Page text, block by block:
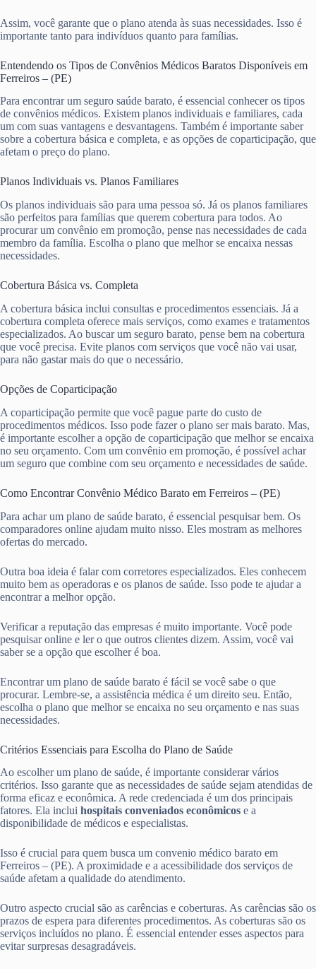
Assim, você garante que o plano atenda às suas necessidades. Isso é
importante tanto para indivíduos quanto para famílias.
Entendendo os Tipos de Convênios Médicos Baratos Disponíveis em
Ferreiros – (PE)
Para encontrar um seguro saúde barato, é essencial conhecer os tipos
de convênios médicos. Existem planos individuais e familiares, cada
um com suas vantagens e desvantagens. Também é importante saber
sobre a cobertura básica e completa, e as opções de coparticipação, que
afetam o preço do plano.
Planos Individuais vs. Planos Familiares
Os planos individuais são para uma pessoa só. Já os planos familiares
são perfeitos para famílias que querem cobertura para todos. Ao
procurar um convênio em promoção, pense nas necessidades de cada
membro da família. Escolha o plano que melhor se encaixa nessas
necessidades.
Cobertura Básica vs. Completa
A cobertura básica inclui consultas e procedimentos essenciais. Já a
cobertura completa oferece mais serviços, como exames e tratamentos
especializados. Ao buscar um seguro barato, pense bem na cobertura
que você precisa. Evite planos com serviços que você não vai usar,
para não gastar mais do que o necessário.
Opções de Coparticipação
A coparticipação permite que você pague parte do custo de
procedimentos médicos. Isso pode fazer o plano ser mais barato. Mas,
é importante escolher a opção de coparticipação que melhor se encaixa
no seu orçamento. Com um convênio em promoção, é possível achar
um seguro que combine com seu orçamento e necessidades de saúde.
Como Encontrar Convênio Médico Barato em Ferreiros – (PE)
Para achar um plano de saúde barato, é essencial pesquisar bem. Os
comparadores online ajudam muito nisso. Eles mostram as melhores
ofertas do mercado.
Outra boa ideia é falar com corretores especializados. Eles conhecem
muito bem as operadoras e os planos de saúde. Isso pode te ajudar a
encontrar a melhor opção.
Verificar a reputação das empresas é muito importante. Você pode
pesquisar online e ler o que outros clientes dizem. Assim, você vai
saber se a opção que escolher é boa.
Encontrar um plano de saúde barato é fácil se você sabe o que
procurar. Lembre-se, a assistência médica é um direito seu. Então,
escolha o plano que melhor se encaixa no seu orçamento e nas suas
necessidades.
Critérios Essenciais para Escolha do Plano de Saúde
Ao escolher um plano de saúde, é importante considerar vários
critérios. Isso garante que as necessidades de saúde sejam atendidas de
forma eficaz e econômica. A rede credenciada é um dos principais
fatores. Ela inclui hospitais conveniados econômicos e a
disponibilidade de médicos e especialistas.
Isso é crucial para quem busca um convenio médico barato em
Ferreiros – (PE). A proximidade e a acessibilidade dos serviços de
saúde afetam a qualidade do atendimento.
Outro aspecto crucial são as carências e coberturas. As carências são os
prazos de espera para diferentes procedimentos. As coberturas são os
serviços incluídos no plano. É essencial entender esses aspectos para
evitar surpresas desagradáveis.